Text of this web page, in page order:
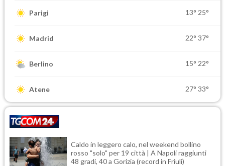
Parigi 13° 25°
Madrid 22° 37°
Berlino 15° 22°
Atene 27° 33°
Caldo in leggero calo, nel weekend bollino
rosso "solo" per 19 città | A Napoli raggiunti
48 gradi, 40 a Gorizia (record in Friuli)